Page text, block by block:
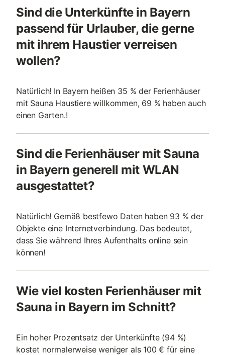
Sind die Unterkünfte in Bayern
passend für Urlauber, die gerne
mit ihrem Haustier verreisen
wollen?
Natürlich! In Bayern heißen 35 % der Ferienhäuser
mit Sauna Haustiere willkommen, 69 % haben auch
einen Garten.!
Sind die Ferienhäuser mit Sauna
in Bayern generell mit WLAN
ausgestattet?
Natürlich! Gemäß bestfewo Daten haben 93 % der
Objekte eine Internetverbindung. Das bedeutet,
dass Sie während Ihres Aufenthalts online sein
können!
Wie viel kosten Ferienhäuser mit
Sauna in Bayern im Schnitt?
Ein hoher Prozentsatz der Unterkünfte (94 %)
kostet normalerweise weniger als 100 € für eine